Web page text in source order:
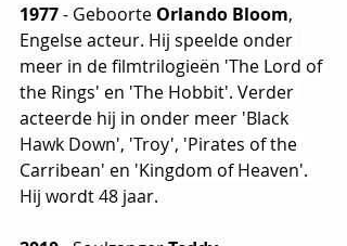
1977 - Geboorte Orlando Bloom,
Engelse acteur. Hij speelde onder
meer in de filmtrilogieën 'The Lord of
the Rings' en 'The Hobbit'. Verder
acteerde hij in onder meer 'Black
Hawk Down', 'Troy', 'Pirates of the
Carribean' en 'Kingdom of Heaven'.
Hij wordt 48 jaar.